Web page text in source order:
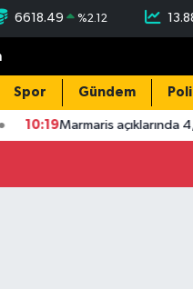
6618.49 %2.12
Spor Gündem
10:19Marmaris açıklarında